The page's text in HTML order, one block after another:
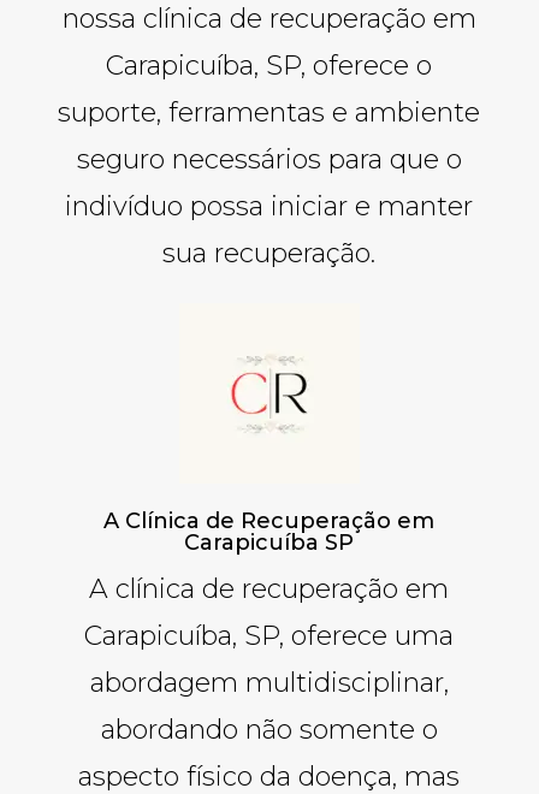
nossa clínica de recuperação em
Carapicuíba, SP, oferece o
suporte, ferramentas e ambiente
seguro necessários para que o
indivíduo possa iniciar e manter
sua recuperação.
A Clínica de Recuperação em
Carapicuíba SP
A clínica de recuperação em
Carapicuíba, SP, oferece uma
abordagem multidisciplinar,
abordando não somente o
aspecto físico da doença, mas